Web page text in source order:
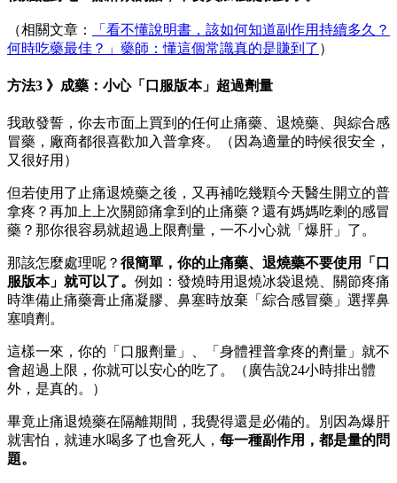
（相關文章：
「看不懂說明書，該如何知道副作用持續多久？
何時吃藥最佳？」藥師：懂這個常識真的是賺到了 ）
方法3 》成藥：小心「口服版本」超過劑量
我敢發誓，你去市面上買到的任何止痛藥、退燒藥、與綜合感
冒藥，廠商都很喜歡加入普拿疼。（因為適量的時候很安全，
又很好用）
但若使用了止痛退燒藥之後，又再補吃幾顆今天醫生開立的普
拿疼？再加上上次關節痛拿到的止痛藥？還有媽媽吃剩的感冒
藥？那你很容易就超過上限劑量，一不小心就「爆肝」了。
那該怎麼處理呢？ 很簡單，你的止痛藥、退燒藥不要使用「口
服版本」就可以了。 例如：發燒時用退燒冰袋退燒、關節疼痛
時準備止痛藥膏止痛凝膠、鼻塞時放棄「綜合感冒藥」選擇鼻
塞噴劑。
這樣一來，你的「口服劑量」、「身體裡普拿疼的劑量」就不
會超過上限，你就可以安心的吃了。（廣告說24小時排出體
外，是真的。）
畢竟止痛退燒藥在隔離期間，我覺得還是必備的。別因為爆肝
就害怕，就連水喝多了也會死人， 每一種副作用，都是量的問
題。